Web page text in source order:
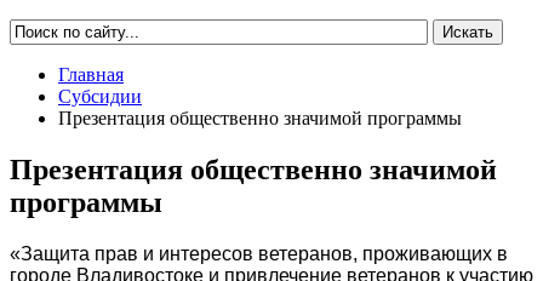
Главная
Субсидии
Презентация общественно значимой программы
Презентация общественно значимой
программы
«Защита прав и интересов ветеранов, проживающих в
городе Владивостоке и привлечение ветеранов к участию